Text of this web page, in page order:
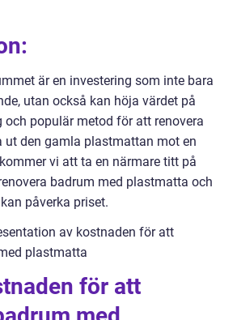
är en investering som inte bara
utan också kan höja värdet på
och populär metod för att renovera
ut den gamla plastmattan mot en
vi att ta en närmare titt på
badrum med plastmatta och
påverka priset.
av kostnaden för att
plastmatta
för att